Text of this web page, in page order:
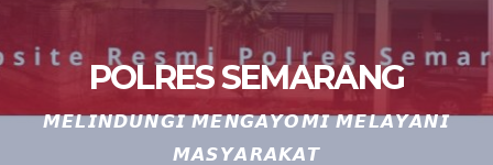
POLRES SEMARANG
𝙈𝙀𝙇𝙄𝙉𝘿𝙐𝙉𝙂𝙄 𝙈𝙀𝙉𝙂𝘼𝙔𝙊𝙈𝙄 𝙈𝙀𝙇𝘼𝙔𝘼𝙉𝙄
𝙈𝘼𝙎𝙔𝘼𝙍𝘼𝙆𝘼𝙏